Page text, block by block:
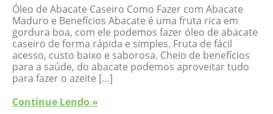
Óleo de Abacate Caseiro Como Fazer com Abacate
Maduro e Benefícios Abacate é uma fruta rica em
gordura boa, com ele podemos fazer óleo de abacate
caseiro de forma rápida e simples. Fruta de fácil
acesso, custo baixo e saborosa. Cheio de benefícios
para a saúde, do abacate podemos aproveitar tudo
para fazer o azeite […]
Continue Lendo »